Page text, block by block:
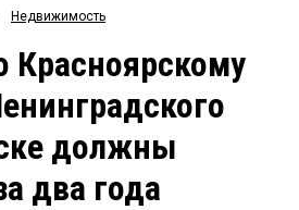
Мнения
Рейтинги
Блоги
Архив
Недвижимость
Красноярскому
должны
два года